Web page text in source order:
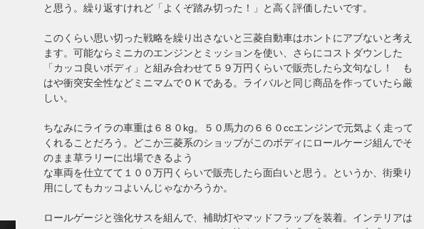
と思う。繰り返すけれど「よくぞ踏み切った！」と高く評価したいです。
このくらい思い切った戦略を繰り出さないと三菱自動車はホントにアブないと考え
ます。可能ならミニカのエンジンとミッションを使い、さらにコストダウンした
「カッコ良いボディ」と組み合わせて５９万円くらいで販売したら文句なし！ も
はや衝突安全性などミニマムでＯＫである。ライバルと同じ商品を作っていたら厳
しい。
ちなみにライラの車重は６８０kg。５０馬力の６６０ccエンジンで元気よく走って
くれることだろう。どこか三菱系のショップがこのボディにロールケージ組んでそ
のまま草ラリーに出場できるよう
な車両を仕立てて１００万円くらいで販売したら面白いと思う。というか、街乗り
用にしてもカッコよいんじゃなかろうか。
ロールゲージと強化サスを組んで、補助灯やマッドフラップを装着。インテリアは